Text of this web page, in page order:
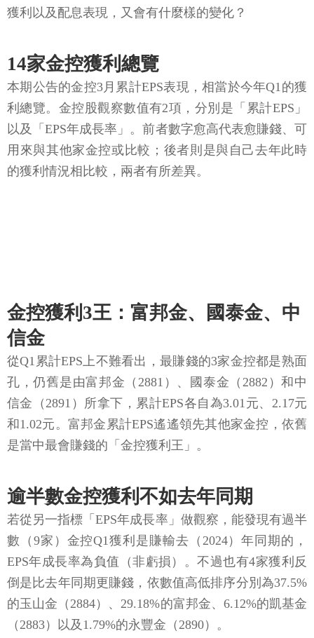
獲利以及配息表現，又會有什麼樣的變化？
14家金控獲利總覽
本期公告的金控3月累計EPS表現，相當於今年Q1的獲
利總覽。金控股觀察數值有2項，分別是「累計EPS」
以及「EPS年成長率」。前者數字愈高代表愈賺錢、可
用來與其他家金控或比較；後者則是與自己去年此時
的獲利情況相比較，兩者有所差異。
金控獲利3王：富邦金、國泰金、中
信金
從Q1累計EPS上不難看出，最賺錢的3家金控都是熟面
孔，仍舊是由富邦金（2881）、國泰金（2882）和中
信金（2891）所拿下，累計EPS各自為3.01元、2.17元
和1.02元。富邦金累計EPS遙遙領先其他家金控，依舊
是當中最會賺錢的「金控獲利王」。
逾半數金控獲利不如去年同期
若從另一指標「EPS年成長率」做觀察，能發現有過半
數（9家）金控Q1獲利是賺輸去（2024）年同期的，
EPS年成長率為負值（非虧損）。不過也有4家獲利反
倒是比去年同期更賺錢，依數值高低排序分別為37.5%
的玉山金（2884）、29.18%的富邦金、6.12%的凱基金
（2883）以及1.79%的永豐金（2890）。